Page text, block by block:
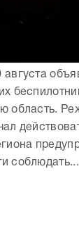
область.
соблюдать...